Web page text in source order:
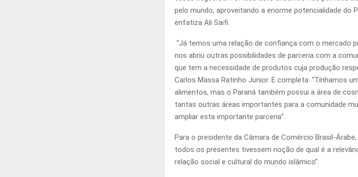
pelo mundo, aproveitando a enorme potencialidade do
enfatiza Ali Saifi.
“Já temos uma relação de confiança com o mercado
nos abriu outras possibilidades de parceria com a
que tem a necessidade de produtos cuja produção
Carlos Massa Ratinho Junior. E completa: “Tínhamos
alimentos, mas o Paraná também possui a área de
tantas outras áreas importantes para a comunidade
ampliar esta importante parceria”.
Para o presidente da Câmara de Comércio Brasil-
todos os presentes tivessem noção de qual é a
relação social e cultural do mundo islâmico”.